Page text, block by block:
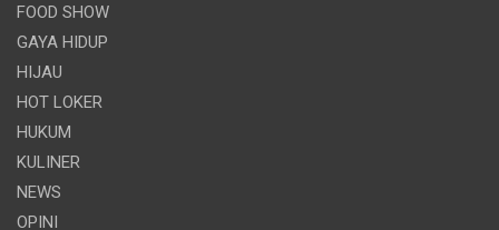
FOOD SHOW
GAYA HIDUP
HIJAU
HOT LOKER
HUKUM
KULINER
NEWS
OPINI